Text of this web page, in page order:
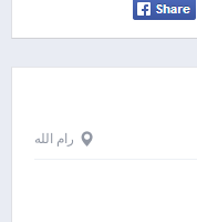
رام الله